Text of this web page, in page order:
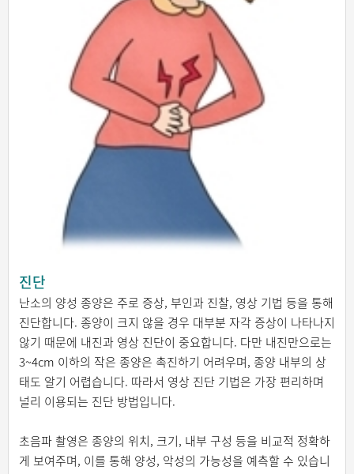
진단
난소의 양성 종양은 주로 증상, 부인과 진찰, 영상 기법 등을 통해
진단합니다. 종양이 크지 않을 경우 대부분 자각 증상이 나타나지
않기 때문에 내진과 영상 진단이 중요합니다. 다만 내진만으로는
3~4cm 이하의 작은 종양은 촉진하기 어려우며, 종양 내부의 상
태도 알기 어렵습니다. 따라서 영상 진단 기법은 가장 편리하며
널리 이용되는 진단 방법입니다.
초음파 촬영은 종양의 위치, 크기, 내부 구성 등을 비교적 정확하
게 보여주며, 이를 통해 양성, 악성의 가능성을 예측할 수 있습니